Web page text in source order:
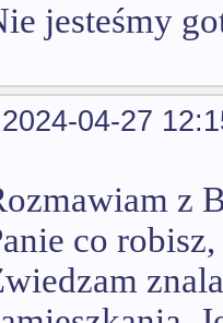
jesteśmy
2024-04-27
z
co